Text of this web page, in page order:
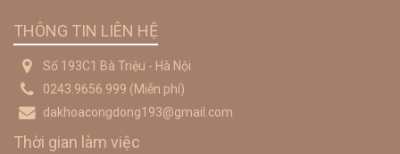
THÔNG TIN LIÊN HỆ
Số 193C1 Bà Triệu - Hà Nội
0243.9656.999 (Miễn phí)
dakhoacongdong193@gmail.com
Thời gian làm việc